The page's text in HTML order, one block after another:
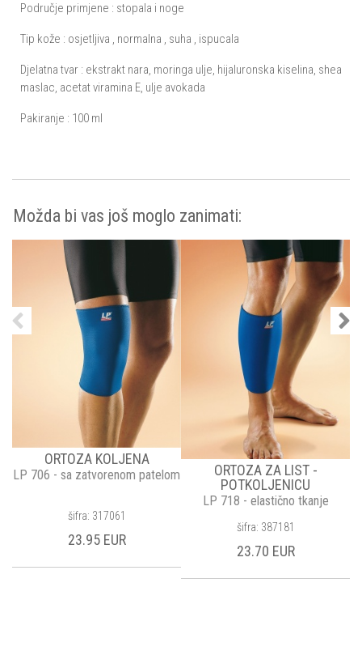
Područje primjene : stopala i noge
Tip kože : osjetljiva , normalna , suha , ispucala
Djelatna tvar : ekstrakt nara, moringa ulje, hijaluronska kiselina, shea
maslac, acetat viramina E, ulje avokada
Pakiranje : 100 ml
Možda bi vas još moglo zanimati:
ORTOZA KOLJENA
LP 706 - sa zatvorenom patelom
šifra: 317061
23.95 EUR
ORTOZA ZA LIST -
POTKOLJENICU
LP 718 - elastično tkanje
šifra: 387181
23.70 EUR